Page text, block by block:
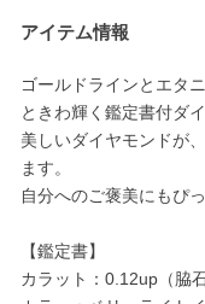
アイテム情報
ゴールドラインとエタ
ときわ輝く鑑定書付ダ
美しいダイヤモンドが
ます。
自分へのご褒美にもぴっ
【鑑定書】
カラット：0.12up（脇